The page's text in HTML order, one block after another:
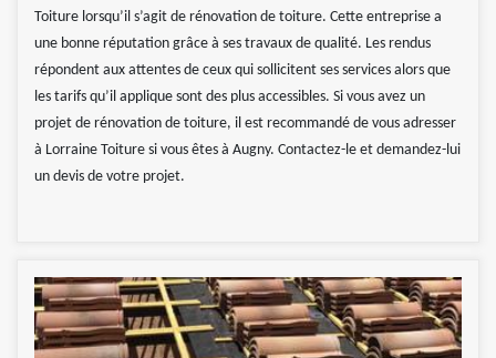
Toiture lorsqu’il s’agit de rénovation de toiture. Cette entreprise a
une bonne réputation grâce à ses travaux de qualité. Les rendus
répondent aux attentes de ceux qui sollicitent ses services alors que
les tarifs qu’il applique sont des plus accessibles. Si vous avez un
projet de rénovation de toiture, il est recommandé de vous adresser
à Lorraine Toiture si vous êtes à Augny. Contactez-le et demandez-lui
un devis de votre projet.